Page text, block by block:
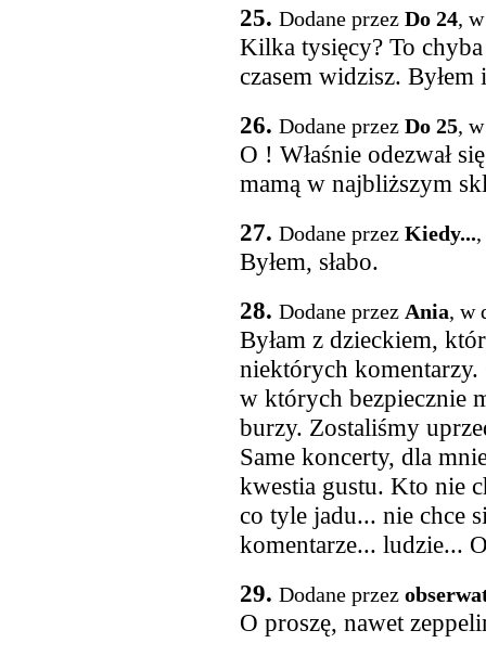
25. Dodane przez Do 24,
Kilka tysięcy? To
czasem widzisz. Byłem
26. Dodane przez Do 25,
O ! Właśnie odezwał
mamą w najbliższym
27. Dodane przez Kiedy...
Byłem, słabo.
28. Dodane przez Ania, w
Byłam z dzieckiem,
niektórych
w których bezpiecznie
burzy. Zostaliśmy
Same koncerty, dla
kwestia gustu. Kto nie
co tyle jadu... nie chce
komentarze... ludzie...
29. Dodane przez
O proszę, nawet